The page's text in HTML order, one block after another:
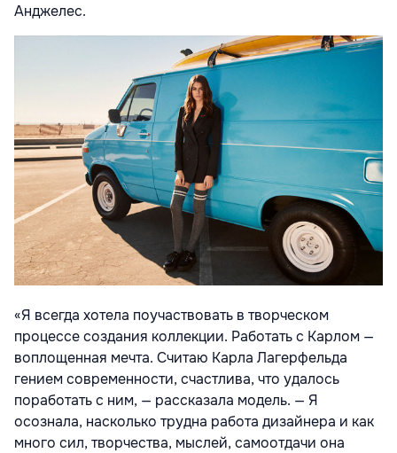
Анджелес.
«Я всегда хотела поучаствовать в творческом
процессе создания коллекции. Работать с Карлом —
воплощенная мечта. Считаю Карла Лагерфельда
гением современности, счастлива, что удалось
поработать с ним, — рассказала модель. — Я
осознала, насколько трудна работа дизайнера и как
много сил, творчества, мыслей, самоотдачи она